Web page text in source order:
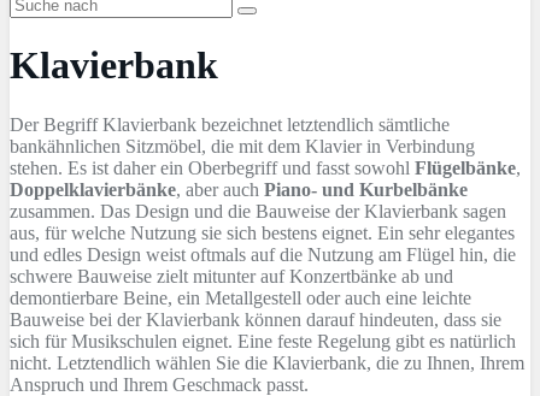
Klavierbank
Der Begriff Klavierbank bezeichnet letztendlich sämtliche
bankähnlichen Sitzmöbel, die mit dem Klavier in Verbindung
stehen. Es ist daher ein Oberbegriff und fasst sowohl Flügelbänke,
Doppelklavierbänke, aber auch Piano- und Kurbelbänke
zusammen. Das Design und die Bauweise der Klavierbank sagen
aus, für welche Nutzung sie sich bestens eignet. Ein sehr elegantes
und edles Design weist oftmals auf die Nutzung am Flügel hin, die
schwere Bauweise zielt mitunter auf Konzertbänke ab und
demontierbare Beine, ein Metallgestell oder auch eine leichte
Bauweise bei der Klavierbank können darauf hindeuten, dass sie
sich für Musikschulen eignet. Eine feste Regelung gibt es natürlich
nicht. Letztendlich wählen Sie die Klavierbank, die zu Ihnen, Ihrem
Anspruch und Ihrem Geschmack passt.